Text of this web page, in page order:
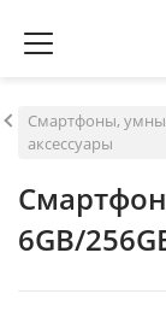
Смартфоны,
аксессуары
Смартфон
6GB/